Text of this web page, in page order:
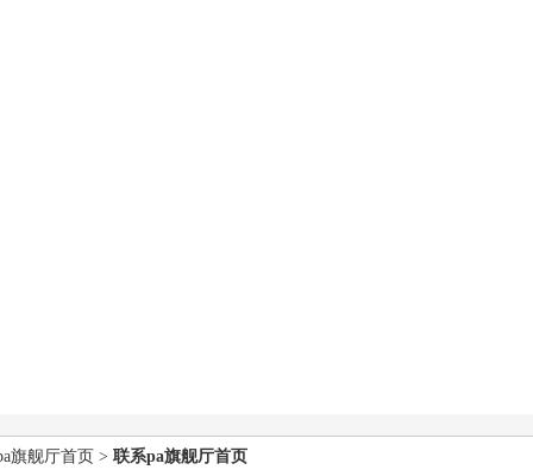
旗舰厅首页 > 联系pa旗舰厅首页